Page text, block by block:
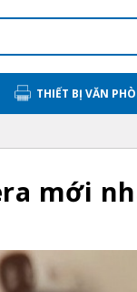
THIẾT BỊ VĂN
mới